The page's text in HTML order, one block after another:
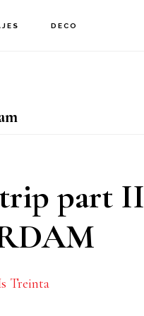
DECO
trip part II
Treinta